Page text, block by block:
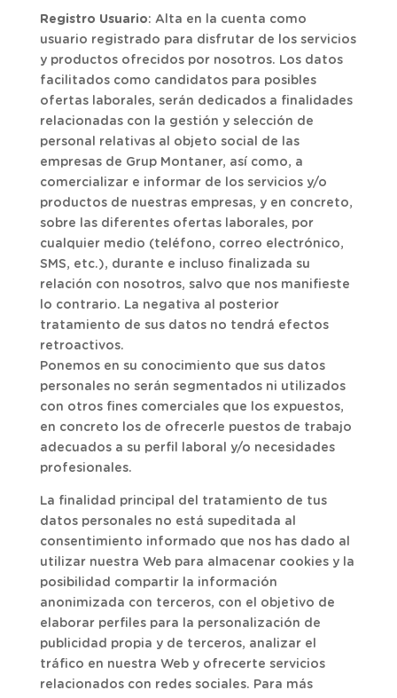
Registro Usuario: Alta en la cuenta como
usuario registrado para disfrutar de los servicios
y productos ofrecidos por nosotros. Los datos
facilitados como candidatos para posibles
ofertas laborales, serán dedicados a finalidades
relacionadas con la gestión y selección de
personal relativas al objeto social de las
empresas de Grup Montaner, así como, a
comercializar e informar de los servicios y/o
productos de nuestras empresas, y en concreto,
sobre las diferentes ofertas laborales, por
cualquier medio (teléfono, correo electrónico,
SMS, etc.), durante e incluso finalizada su
relación con nosotros, salvo que nos manifieste
lo contrario. La negativa al posterior
tratamiento de sus datos no tendrá efectos
retroactivos.
Ponemos en su conocimiento que sus datos
personales no serán segmentados ni utilizados
con otros fines comerciales que los expuestos,
en concreto los de ofrecerle puestos de trabajo
adecuados a su perfil laboral y/o necesidades
profesionales.
La finalidad principal del tratamiento de tus
datos personales no está supeditada al
consentimiento informado que nos has dado al
utilizar nuestra Web para almacenar cookies y la
posibilidad compartir la información
anonimizada con terceros, con el objetivo de
elaborar perfiles para la personalización de
publicidad propia y de terceros, analizar el
tráfico en nuestra Web y ofrecerte servicios
relacionados con redes sociales. Para más